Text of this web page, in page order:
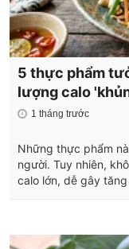
5 thực phẩm
lượng calo
1 tháng trước
Những thực phẩm
người. Tuy nhiên,
calo lớn, dễ gây